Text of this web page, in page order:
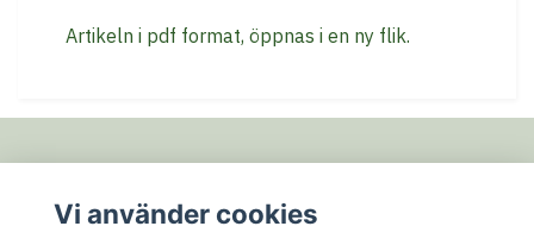
Artikeln i pdf format, öppnas i en ny flik.
Fotmeny
Vi använder cookies